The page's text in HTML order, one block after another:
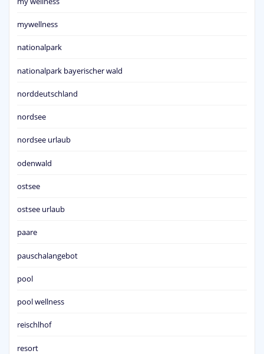
mywellness
nationalpark
nationalpark bayerischer wald
norddeutschland
nordsee
nordsee urlaub
odenwald
ostsee
ostsee urlaub
paare
pauschalangebot
pool
pool wellness
reischlhof
resort